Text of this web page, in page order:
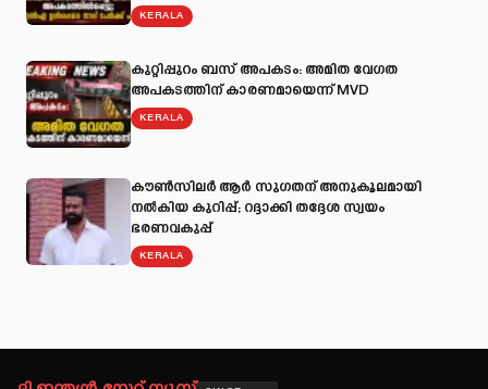
KERALA
കുറ്റിപ്പുറം ബസ് അപകടം: അമിത വേഗത
അപകടത്തിന് കാരണമായെന്ന് MVD
KERALA
കൗൺസിലർ ആർ സുഗതന് അനുകൂലമായി
നല്‍കിയ കുറിപ്പ്; റദ്ദാക്കി തദ്ദേശ സ്വയം
ഭരണവകുപ്പ്
KERALA